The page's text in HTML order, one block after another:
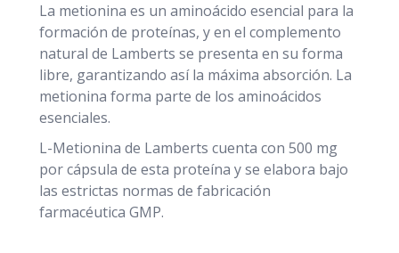
La metionina es un aminoácido esencial para la
formación de proteínas, y en el complemento
natural de Lamberts se presenta en su forma
libre, garantizando así la máxima absorción. La
metionina forma parte de los aminoácidos
esenciales.
L-Metionina de Lamberts cuenta con 500 mg
por cápsula de esta proteína y se elabora bajo
las estrictas normas de fabricación
farmacéutica GMP.